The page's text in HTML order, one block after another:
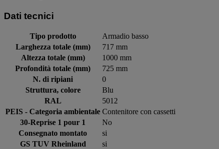
Dati tecnici
Tipo prodotto
Armadio basso
Larghezza totale (mm)
717 mm
Altezza totale (mm)
1000 mm
Profondità totale (mm)
725 mm
N. di ripiani
0
Struttura, colore
Blu
RAL
5012
PEIS - Categoria ambientale Contenitore con cassetti
30-Reprise 1 pour 1
No
Consegnato montato
si
GS TUV Rheinland
si